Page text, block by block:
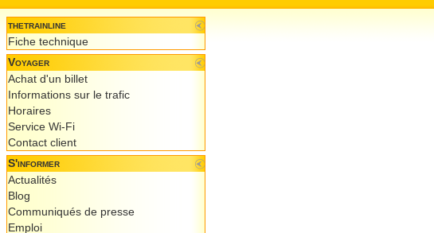
thetrainline
Fiche technique
Voyager
Achat d'un billet
Informations sur le trafic
Horaires
Service Wi-Fi
Contact client
S'informer
Actualités
Blog
Communiqués de presse
Emploi